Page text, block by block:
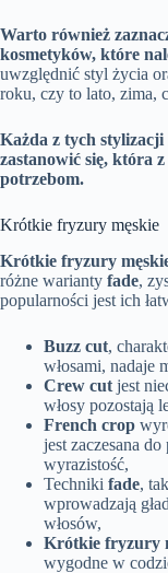
Warto również
kosmetyków, które
uwzględnić styl życia
roku, czy to lato, zima,
Każda z tych
zastanowić się, która
potrzebom.
Krótkie fryzury męskie
Krótkie fryzury
różne warianty fade,
popularności jest ich
Buzz cut,
włosami, nadaje
Crew cut jest
włosy pozostają
French crop
jest zaczesana
wyrazistość,
Techniki fade,
wprowadzają
włosów,
Krótkie fryzury
wygodne w